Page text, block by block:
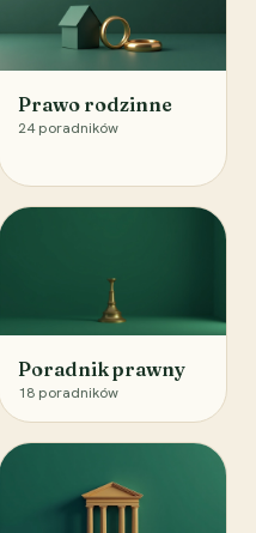
Prawo rodzinne
24 poradników
Poradnik prawny
18 poradników